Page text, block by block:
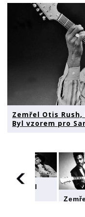
Zemřel Otis
Byl vzorem pro
Zemřel